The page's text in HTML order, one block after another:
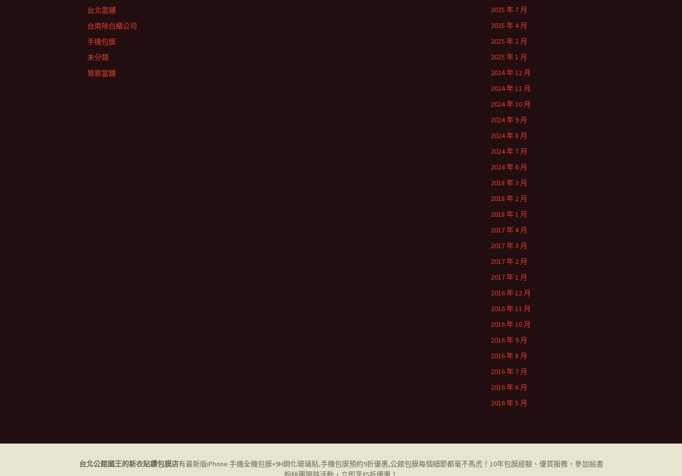
2025 年 7 月
2025 年 4 月
2025 年 2 月
2025 年 1 月
2024 年 12 月
2024 年 11 月
2024 年 10 月
2024 年 9 月
2024 年 8 月
2024 年 7 月
2024 年 6 月
2018 年 3 月
2018 年 2 月
2018 年 1 月
2017 年 4 月
2017 年 3 月
2017 年 2 月
2017 年 1 月
2016 年 12 月
2016 年 11 月
2016 年 10 月
2016 年 9 月
2016 年 8 月
2016 年 7 月
2016 年 6 月
2016 年 5 月
台北當鋪
台南除白蟻公司
手機包膜
未分類
鶯歌當舖
台北公館國王的新衣貼鑽包膜店有最新版iPhone 手機全機包膜+9H鋼化玻璃貼,手機包膜預約9折優惠,公館包膜每個細節都毫不馬虎！10年包膜經驗、優質服務，參加臉書